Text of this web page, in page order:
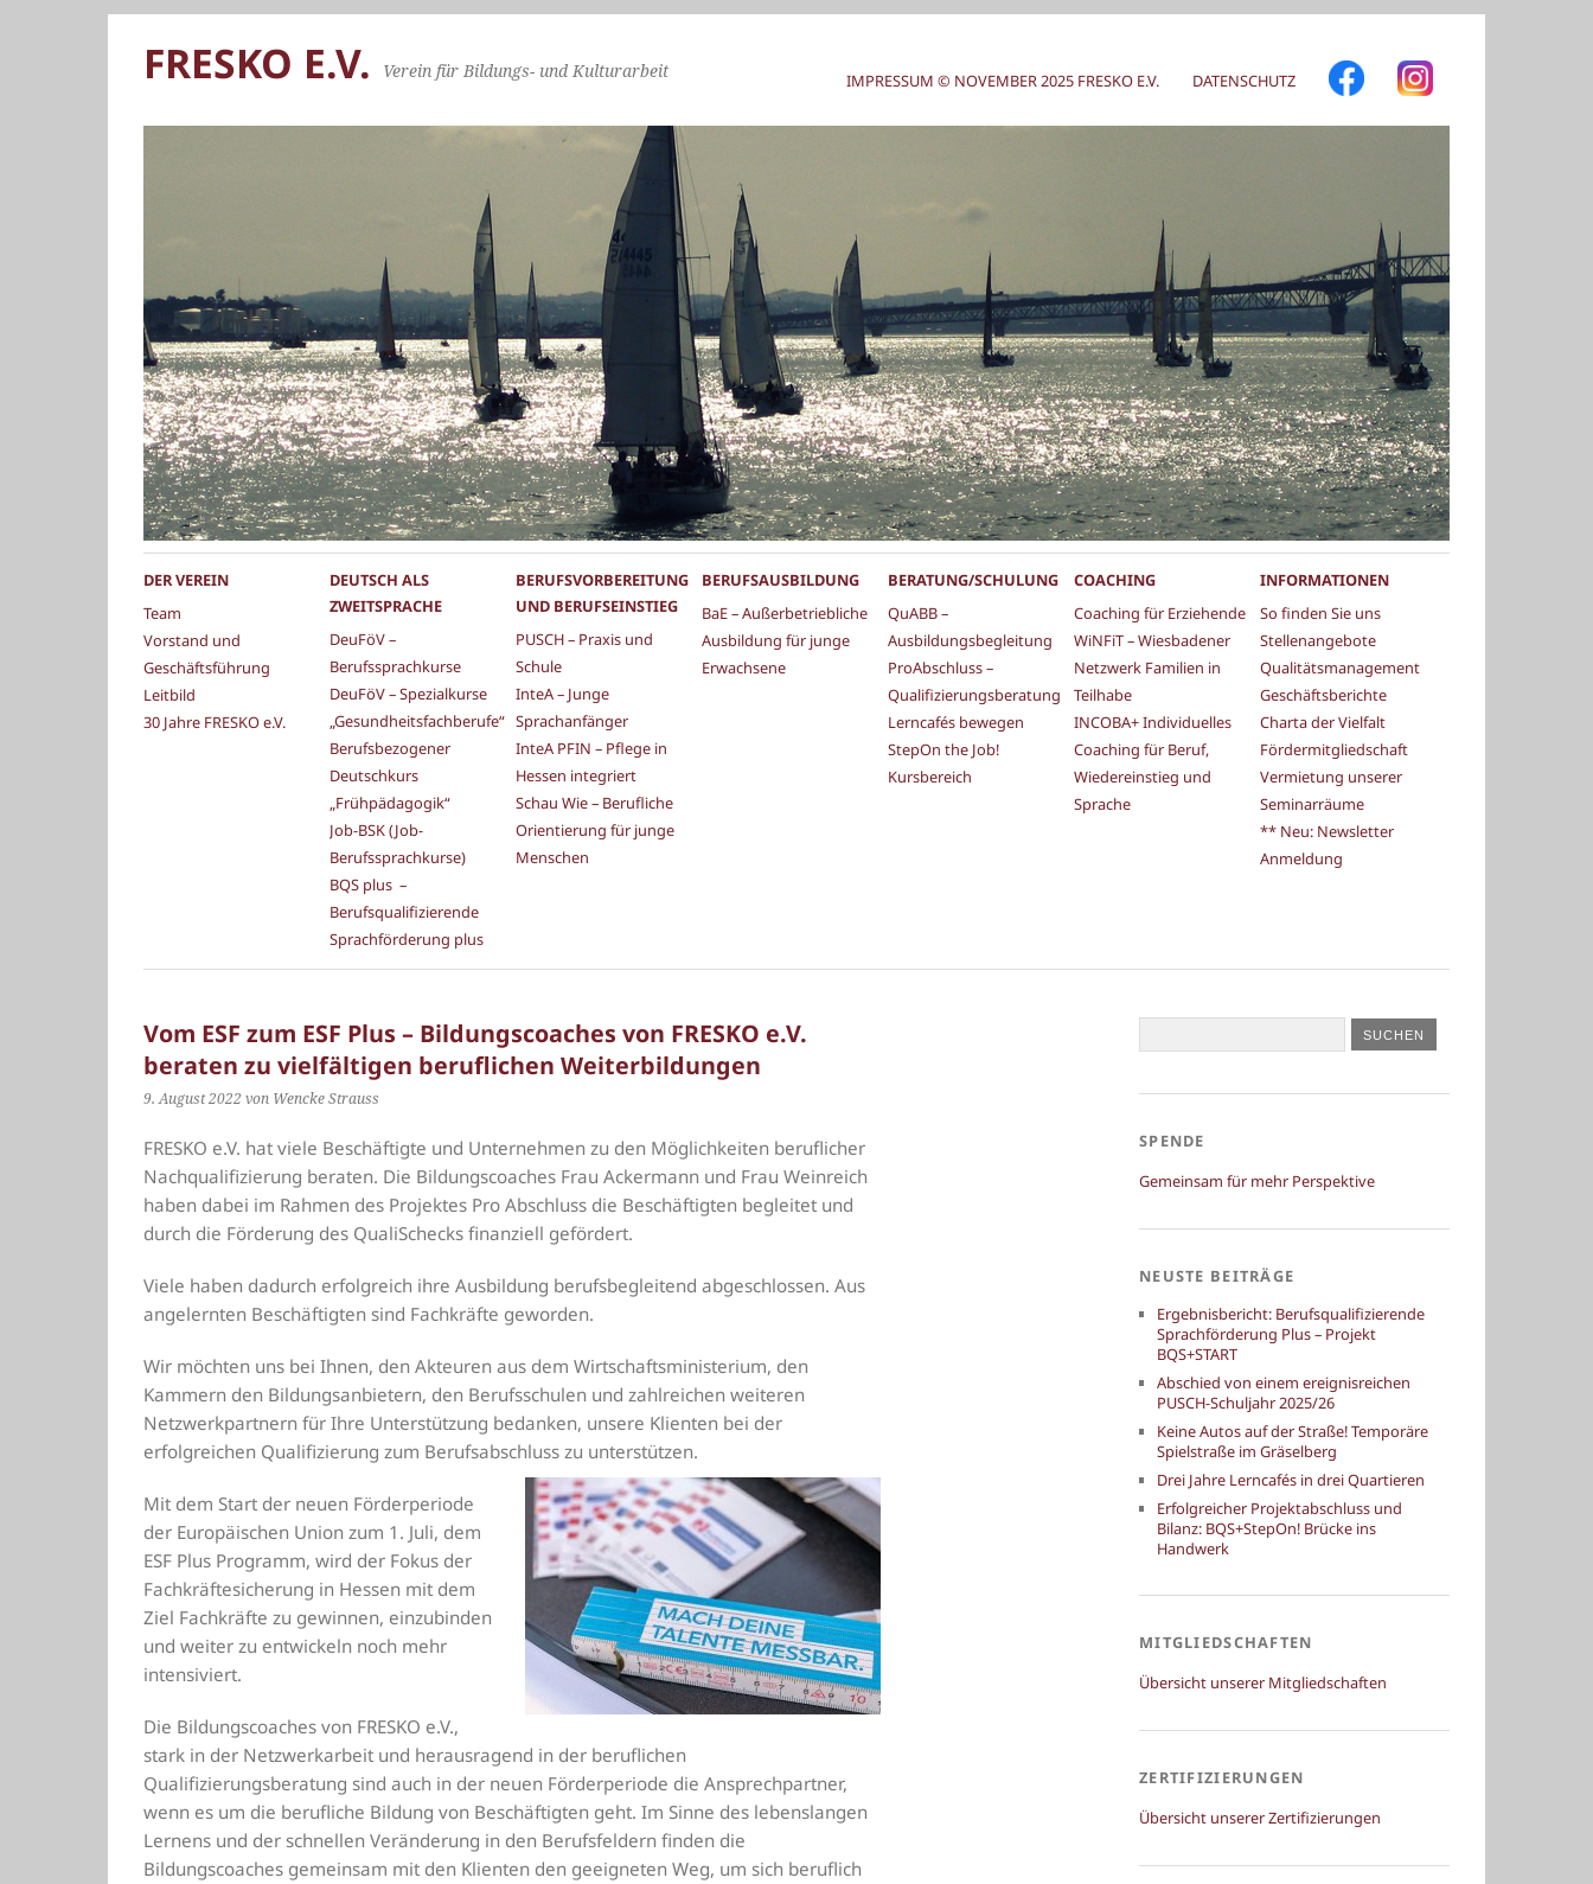
IMPRESSUM © NOVEMBER 2025 FRESKO E.V. DATENSCHUTZ
FRESKO E.V. Verein für Bildungs- und Kulturarbeit
DER VEREIN
Team
Vorstand und
Geschäftsführung
Leitbild
30 Jahre FRESKO e.V.
DEUTSCH ALS
ZWEITSPRACHE
DeuFöV –
Berufssprachkurse
DeuFöV – Spezialkurse
„Gesundheitsfachberufe“
Berufsbezogener
Deutschkurs
„Frühpädagogik“
Job-BSK (Job-
Berufssprachkurse)
BQS plus –
Berufsqualifizierende
Sprachförderung plus
BERUFSVORBEREITUNG
UND BERUFSEINSTIEG
PUSCH – Praxis und
Schule
InteA – Junge
Sprachanfänger
InteA PFIN – Pflege in
Hessen integriert
Schau Wie – Berufliche
Orientierung für junge
Menschen
BERUFSAUSBILDUNG
BaE – Außerbetriebliche
Ausbildung für junge
Erwachsene
BERATUNG/SCHULUNG
QuABB –
Ausbildungsbegleitung
ProAbschluss –
Qualifizierungsberatung
Lerncafés bewegen
StepOn the Job!
Kursbereich
COACHING
Coaching für Erziehende
WiNFiT – Wiesbadener
Netzwerk Familien in
Teilhabe
INCOBA+ Individuelles
Coaching für Beruf,
Wiedereinstieg und
Sprache
INFORMATIONEN
So finden Sie uns
Stellenangebote
Qualitätsmanagement
Geschäftsberichte
Charta der Vielfalt
Fördermitgliedschaft
Vermietung unserer
Seminarräume
** Neu: Newsletter
Anmeldung
Vom ESF zum ESF Plus – Bildungscoaches von FRESKO e.V.
beraten zu vielfältigen beruflichen Weiterbildungen
9. August 2022 von Wencke Strauss
FRESKO e.V. hat viele Beschäftigte und Unternehmen zu den Möglichkeiten beruflicher
Nachqualifizierung beraten. Die Bildungscoaches Frau Ackermann und Frau Weinreich
haben dabei im Rahmen des Projektes Pro Abschluss die Beschäftigten begleitet und
durch die Förderung des QualiSchecks finanziell gefördert.
Viele haben dadurch erfolgreich ihre Ausbildung berufsbegleitend abgeschlossen. Aus
angelernten Beschäftigten sind Fachkräfte geworden.
Wir möchten uns bei Ihnen, den Akteuren aus dem Wirtschaftsministerium, den
Kammern den Bildungsanbietern, den Berufsschulen und zahlreichen weiteren
Netzwerkpartnern für Ihre Unterstützung bedanken, unsere Klienten bei der
erfolgreichen Qualifizierung zum Berufsabschluss zu unterstützen.
Mit dem Start der neuen Förderperiode
der Europäischen Union zum 1. Juli, dem
ESF Plus Programm, wird der Fokus der
Fachkräftesicherung in Hessen mit dem
Ziel Fachkräfte zu gewinnen, einzubinden
und weiter zu entwickeln noch mehr
intensiviert.
Die Bildungscoaches von FRESKO e.V.,
stark in der Netzwerkarbeit und herausragend in der beruflichen
Qualifizierungsberatung sind auch in der neuen Förderperiode die Ansprechpartner,
wenn es um die berufliche Bildung von Beschäftigten geht. Im Sinne des lebenslangen
Lernens und der schnellen Veränderung in den Berufsfeldern finden die
Bildungscoaches gemeinsam mit den Klienten den geeigneten Weg, um sich beruflich
SPENDE
Gemeinsam für mehr Perspektive
NEUSTE BEITRÄGE
Ergebnisbericht: Berufsqualifizierende
Sprachförderung Plus – Projekt
BQS+START
Abschied von einem ereignisreichen
PUSCH-Schuljahr 2025/26
Keine Autos auf der Straße! Temporäre
Spielstraße im Gräselberg
Drei Jahre Lerncafés in drei Quartieren
Erfolgreicher Projektabschluss und
Bilanz: BQS+StepOn! Brücke ins
Handwerk
MITGLIEDSCHAFTEN
Übersicht unserer Mitgliedschaften
ZERTIFIZIERUNGEN
Übersicht unserer Zertifizierungen